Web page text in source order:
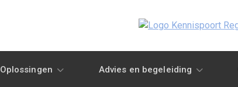
Oplossingen Advies en begeleiding